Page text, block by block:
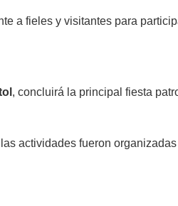
a fieles y visitantes para
, concluirá la principal fiesta
actividades fueron